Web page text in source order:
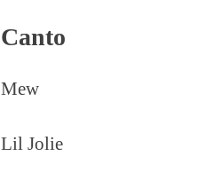
Canto
Mew
Lil Jolie